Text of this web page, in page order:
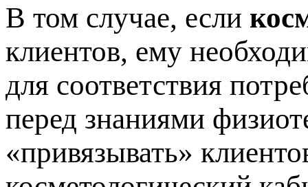
В том случае, если
клиентов, ему
для соответствия
перед знаниями
«привязывать»